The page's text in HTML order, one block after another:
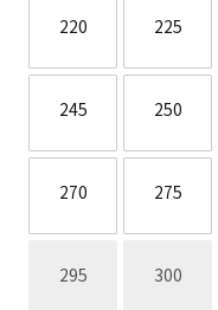
220 225
245 250
270 275
295재고없음 300재고